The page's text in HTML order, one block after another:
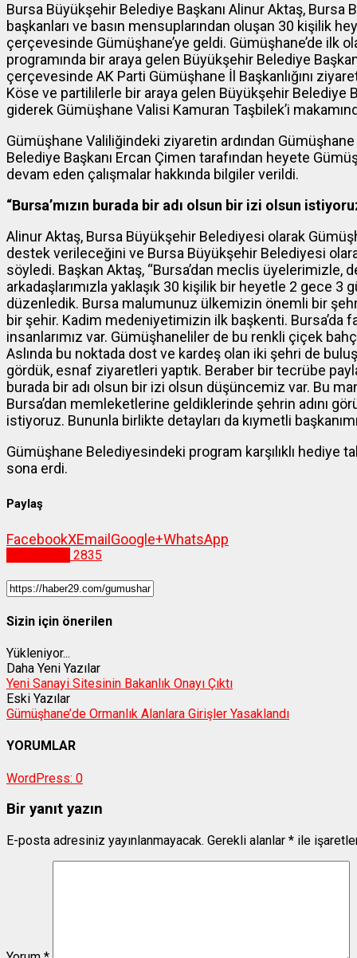
Bursa Büyükşehir Belediye Başkanı Alinur Aktaş,
başkanları ve basın mensuplarından oluşan 30 kişilik
çerçevesinde Gümüşhane’ye geldi. Gümüşhane’de ilk
programında bir araya gelen Büyükşehir Belediye
çerçevesinde AK Parti Gümüşhane İl Başkanlığını
Köse ve partililerle bir araya gelen Büyükşehir Belediye
giderek Gümüşhane Valisi Kamuran Taşbilek’i
Gümüşhane Valiliğindeki ziyaretin ardından
Belediye Başkanı Ercan Çimen tarafından heyete
devam eden çalışmalar hakkında bilgiler verildi.
“Bursa’mızın burada bir adı olsun bir izi olsun
Alinur Aktaş, Bursa Büyükşehir Belediyesi olarak
destek verileceğini ve Bursa Büyükşehir Belediyesi
söyledi. Başkan Aktaş, “Bursa’dan meclis üyelerimizle,
arkadaşlarımızla yaklaşık 30 kişilik bir heyetle 2 gece
düzenledik. Bursa malumunuz ülkemizin önemli bir
bir şehir. Kadim medeniyetimizin ilk başkenti. Bursa’da
insanlarımız var. Gümüşhaneliler de bu renkli çiçek
Aslında bu noktada dost ve kardeş olan iki şehri de
gördük, esnaf ziyaretleri yaptık. Beraber bir tecrübe
burada bir adı olsun bir izi olsun düşüncemiz var. Bu
Bursa’dan memleketlerine geldiklerinde şehrin adını
istiyoruz. Bununla birlikte detayları da kıymetli
Gümüşhane Belediyesindeki program karşılıklı hediye
sona erdi.
Paylaş
FacebookXEmail Google+WhatsApp
2835
Sizin için önerilen
Yükleniyor...
Daha Yeni Yazılar
Yeni Sanayi Sitesinin Bakanlık Onayı Çıktı
Eski Yazılar
Gümüşhane’de Ormanlık Alanlara Girişler Yasaklandı
YORUMLAR
WordPress: 0
Bir yanıt yazın
E-posta adresiniz yayınlanmayacak. Gerekli alanlar * ile